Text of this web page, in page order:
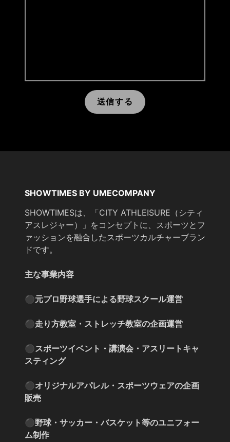
送信する
SHOWTIMES BY UMECOMPANY
SHOWTIMESは、「CITY ATHLEISURE（シティ
アスレジャー）」をコンセプトに、スポーツとフ
ァッションを融合したスポーツカルチャーブラン
ドです。
主な事業内容
⚫︎元プロ野球選手による野球スクール運営
⚫︎走り方教室・ストレッチ教室の企画運営
⚫︎スポーツイベント・講演会・アスリートキャ
スティング
⚫︎オリジナルアパレル・スポーツウェアの企画
販売
⚫︎野球・サッカー・バスケット等のユニフォー
ム制作